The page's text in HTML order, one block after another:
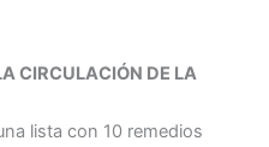
CIRCULACIÓN DE LA
lista con 10 remedios